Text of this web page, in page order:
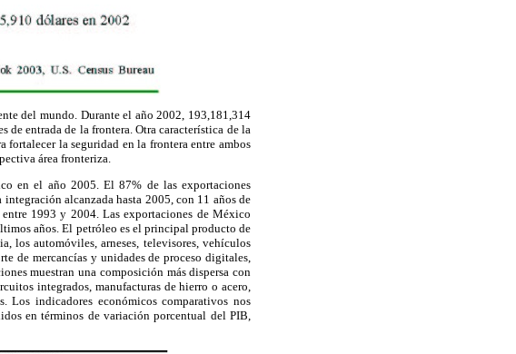
del mundo. Durante el año 2002, 193,181,314
de entrada de la frontera. Otra característica de la
la seguridad en la frontera entre ambos
área fronteriza.
en el año 2005. El 87% de las exportaciones
alcanzada hasta 2005, con 11 años de
1993 y 2004. Las exportaciones de México
años. El petróleo es el principal producto de
los automóviles, arneses, televisores, vehículos
de mercancías y unidades de proceso digitales,
muestran una composición más dispersa con
integrados, manufacturas de hierro o acero,
Los indicadores económicos comparativos nos
en términos de variación porcentual del PIB,